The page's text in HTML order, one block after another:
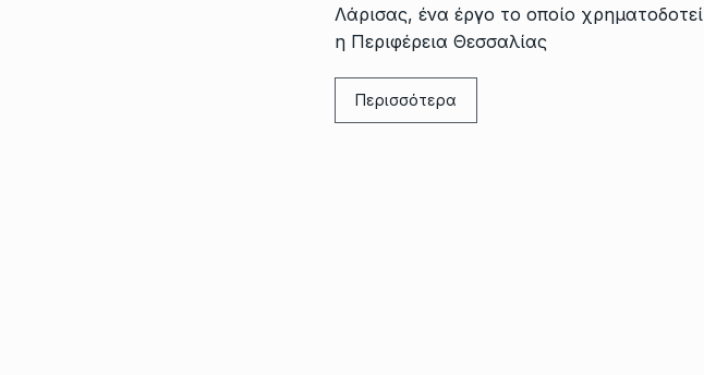
Λάρισας, ένα έργο το οποίο χρηματοδοτεί
η Περιφέρεια Θεσσαλίας
Περισσότερα